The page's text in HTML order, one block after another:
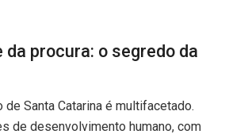
da procura: o segredo da
Santa Catarina é multifacetado.
de desenvolvimento humano, com